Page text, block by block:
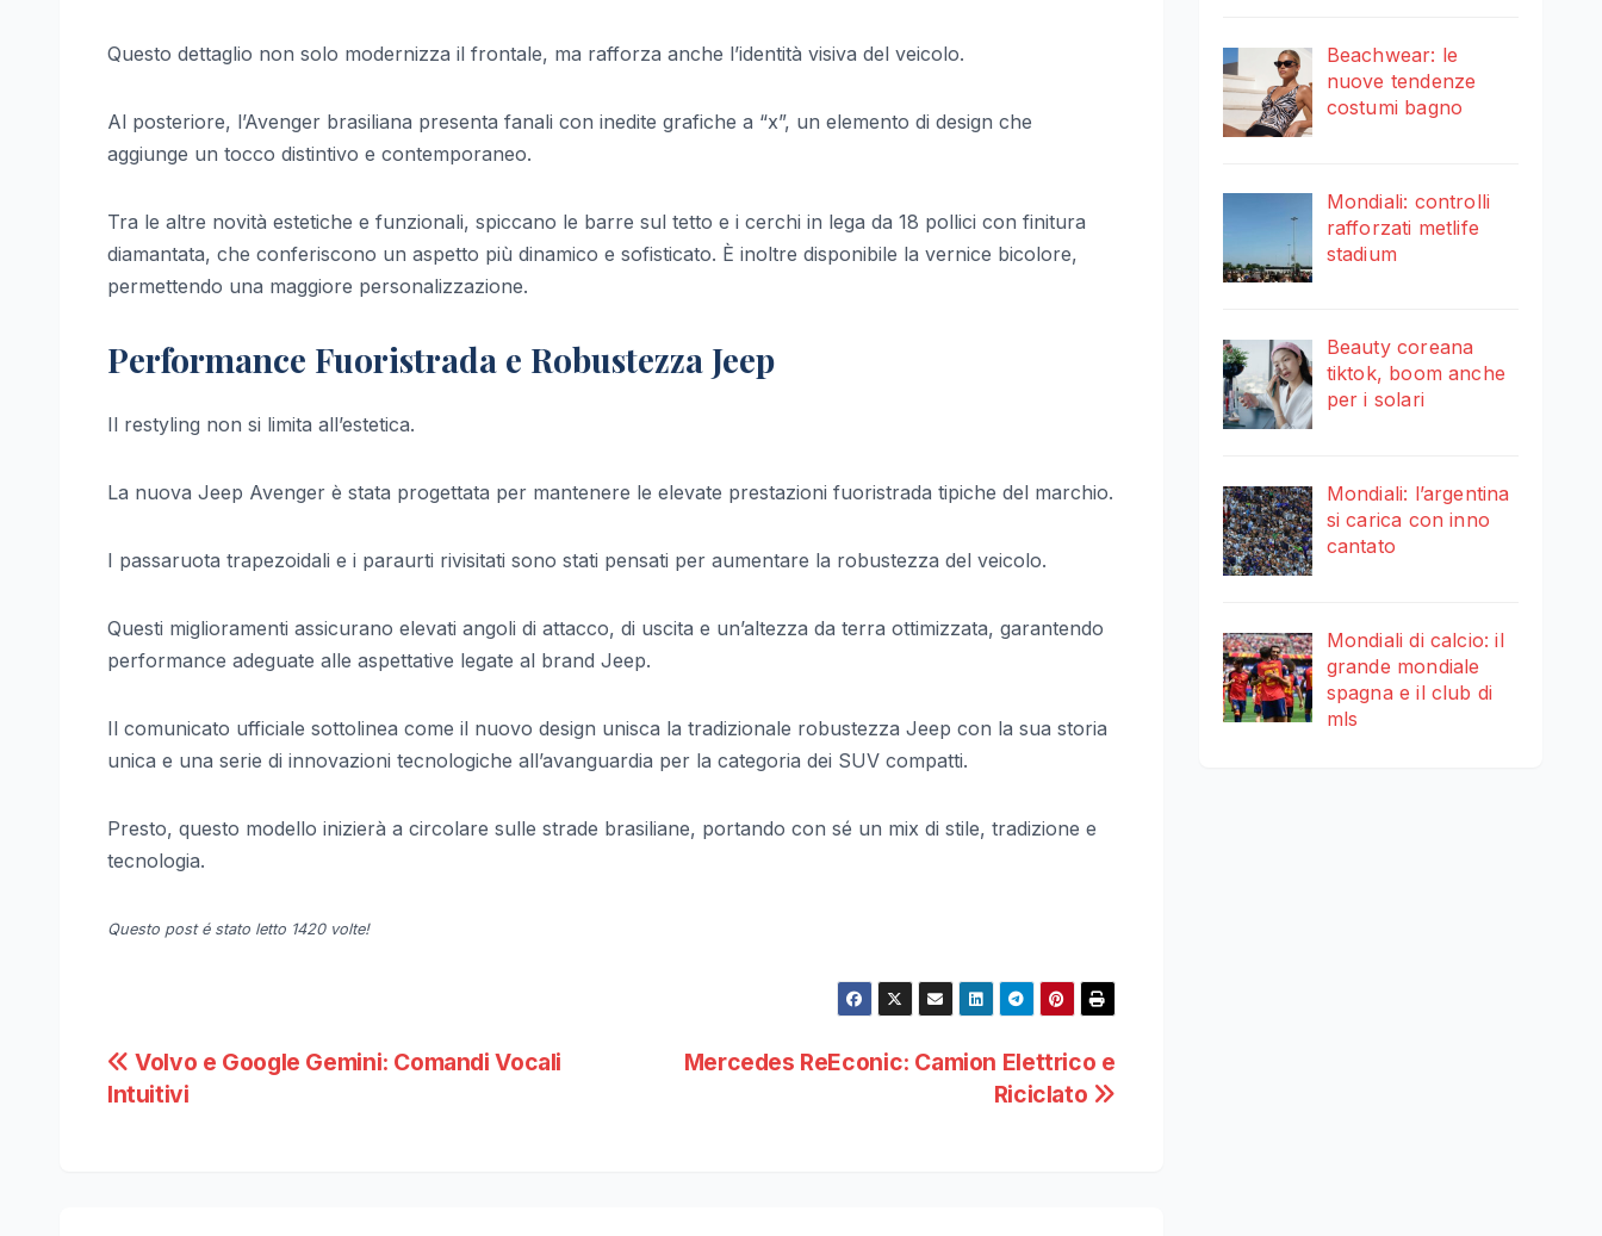
Questo dettaglio non solo modernizza il frontale, ma rafforza anche l’identità visiva del veicolo.
Al posteriore, l’Avenger brasiliana presenta fanali con inedite grafiche a “x”, un elemento di design che
aggiunge un tocco distintivo e contemporaneo.
Tra le altre novità estetiche e funzionali, spiccano le barre sul tetto e i cerchi in lega da 18 pollici con finitura
diamantata, che conferiscono un aspetto più dinamico e sofisticato. È inoltre disponibile la vernice bicolore,
permettendo una maggiore personalizzazione.
Performance Fuoristrada e Robustezza Jeep
Il restyling non si limita all’estetica.
La nuova Jeep Avenger è stata progettata per mantenere le elevate prestazioni fuoristrada tipiche del marchio.
I passaruota trapezoidali e i paraurti rivisitati sono stati pensati per aumentare la robustezza del veicolo.
Questi miglioramenti assicurano elevati angoli di attacco, di uscita e un’altezza da terra ottimizzata, garantendo
performance adeguate alle aspettative legate al brand Jeep.
Il comunicato ufficiale sottolinea come il nuovo design unisca la tradizionale robustezza Jeep con la sua storia
unica e una serie di innovazioni tecnologiche all’avanguardia per la categoria dei SUV compatti.
Presto, questo modello inizierà a circolare sulle strade brasiliane, portando con sé un mix di stile, tradizione e
tecnologia.
Questo post é stato letto 1420 volte!
Navigazione
articoli
Mercedes ReEconic: Camion Elettrico e
Riciclato
Volvo e Google Gemini: Comandi Vocali
Intuitivi
Beachwear: le
nuove tendenze
costumi bagno
Mondiali: controlli
rafforzati metlife
stadium
Beauty coreana
tiktok, boom anche
per i solari
Mondiali: l’argentina
si carica con inno
cantato
Mondiali di calcio: il
grande mondiale
spagna e il club di
mls